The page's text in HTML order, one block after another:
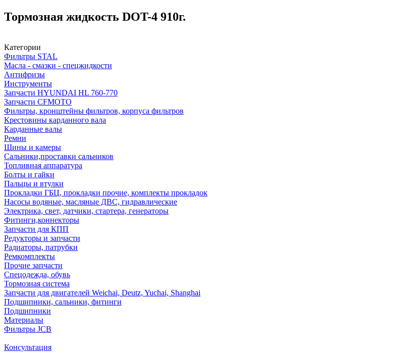
Тормозная жидкость DOT-4 910г.
Категории
Фильтры STAL
Масла - смазки - спецжидкости
Антифризы
Инструменты
Запчасти HYUNDAI HL 760-770
Запчасти CFMOTO
Фильтры, кронштейны фильтров, корпуса фильтров
Крестовины карданного вала
Карданные валы
Ремни
Шины и камеры
Сальники,проставки сальников
Топливная аппаратура
Болты и гайки
Пальцы и втулки
Прокладки ГБЦ, прокладки прочие, комплекты прокладок
Насосы водяные, масляные ДВС, гидравлические
Электрика, свет, датчики, стартера, генераторы
Фитинги,коннекторы
Запчасти для КПП
Редукторы и запчасти
Радиаторы, патрубки
Ремкомплекты
Прочие запчасти
Спецодежда, обувь
Тормозная система
Запчасти для двигателей Weichai, Deutz, Yuchai, Shanghai
Подшипники, сальники, фитинги
Подшипники
Материалы
Фильтры JCB
Консультация